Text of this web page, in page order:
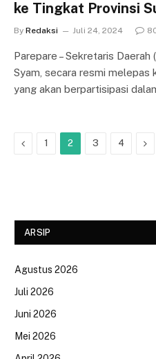
ke Tingkat Provinsi
By Redaksi Juli 24, 2024
Parepare – Sekretaris
Syam, secara resmi melepas
yang akan berpartisipasi
Previous
1 2 3 4
ARSIP
Agustus 2026
Juli 2026
Juni 2026
Mei 2026